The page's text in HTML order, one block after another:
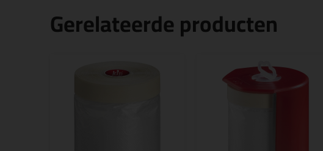
Gerelateerde producten